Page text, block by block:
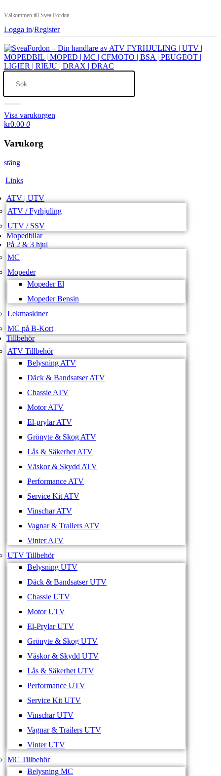
Välkommen till Svea Fordon
Logga in/Register
Visa varukorgen
kr0.00 0
Varukorg
stäng
Links
ATV | UTV
ATV / Fyrhjuling
UTV / SSV
Mopedbilar
På 2 & 3 hjul
MC
Mopeder
Mopeder El
Mopeder Bensin
Lekmaskiner
MC på B-Kort
Tillbehör
ATV Tillbehör
Belysning ATV
Däck & Bandsatser ATV
Chassie ATV
Motor ATV
El-prylar ATV
Grönyte & Skog ATV
Lås & Säkerhet ATV
Väskor & Skydd ATV
Performance ATV
Service Kit ATV
Vinschar ATV
Vagnar & Trailers ATV
Vinter ATV
UTV Tillbehör
Belysning UTV
Däck & Bandsatser UTV
Chassie UTV
Motor UTV
El-Prylar UTV
Grönyte & Skog UTV
Väskor & Skydd UTV
Lås & Säkerhet UTV
Performance UTV
Service Kit UTV
Vinschar UTV
Vagnar & Trailers UTV
Vinter UTV
MC Tillbehör
Belysning MC